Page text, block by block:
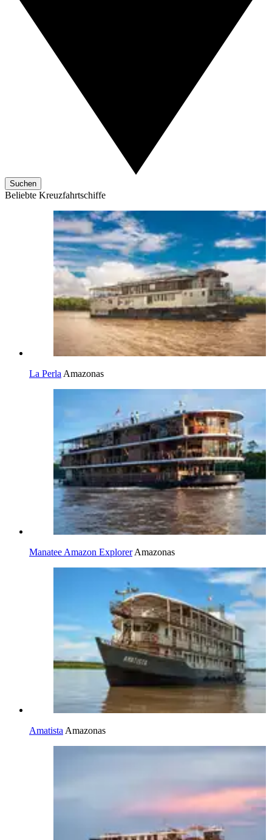
Suchen
Beliebte Kreuzfahrtschiffe
La Perla Amazonas
Manatee Amazon Explorer Amazonas
Amatista Amazonas